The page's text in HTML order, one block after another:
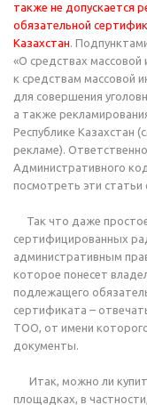
также не допускается
обязательной
Казахстан.
«О средствах
к средствам массовой
для совершения
а также
Республике Казахстан
рекламе).
Административного
посмотреть эти статьи
Так что даже
сертифицированных
административным
которое понесет
подлежащего
сертификата –
ТОО, от имени
документы.
Итак, можно ли
площадках, в